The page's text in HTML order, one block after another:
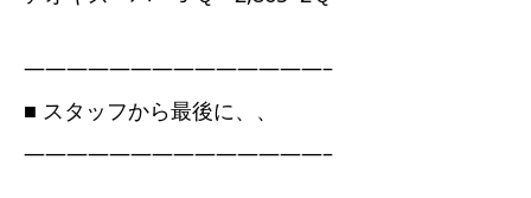
——————————————–
■ スタッフから最後に、、
——————————————–